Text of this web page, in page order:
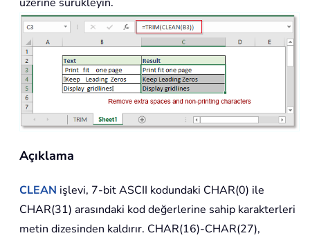
Açıklama
CLEAN işlevi, 7-bitASCII kodundaki CHAR(0) ile
CHAR(31) arasındaki kod değerlerine sahip karakterleri
metin dizesinden kaldırır. CHAR(16)-CHAR(27),